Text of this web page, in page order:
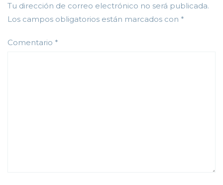
Tu dirección de correo electrónico no será publicada.
Los campos obligatorios están marcados con *
Comentario *